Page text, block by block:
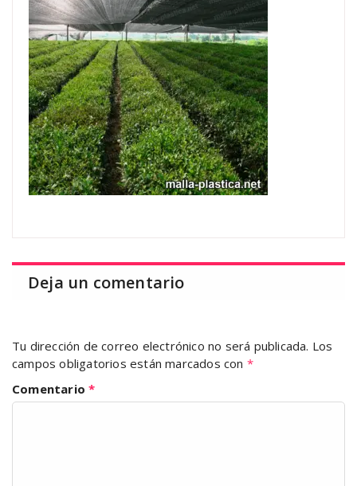
Deja un comentario
Tu dirección de correo electrónico no será publicada. Los
campos obligatorios están marcados con *
Comentario*